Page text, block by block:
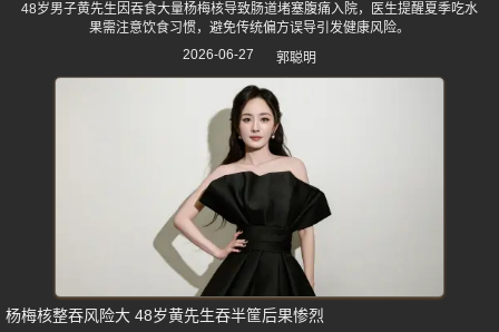
48岁男子黄先生因吞食大量杨梅核导致肠道堵塞腹痛入院，医生提醒夏季吃水
果需注意饮食习惯，避免传统偏方误导引发健康风险。
2026-06-27
郭聪明
杨梅核整吞风险大 48岁黄先生吞半筐后果惨烈